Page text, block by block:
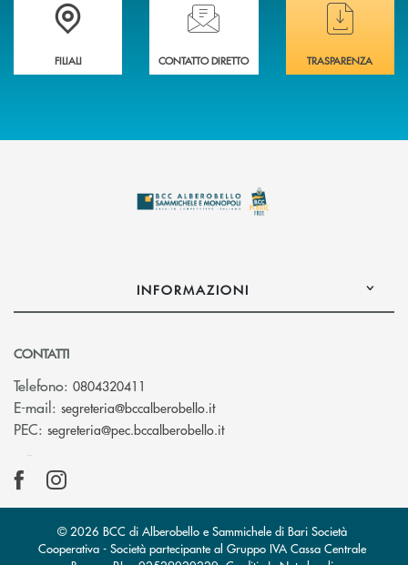
Trova la filiale più vicina a te
FILIALI
Hai bisogno di assistenza immediata ?
CONTATTO DIRETTO
Hai bisogno di
TRASPARENZA
INFORMAZIONI
CONTATTI
Telefono: 0804320411
E-mail: segreteria@bccalberobello.it(si apre l’app di posta
PEC: segreteria@pec.bccalberobello.it(si apre l’app di posta
© 2026 BCC di Alberobello e Sammichele di Bari Società
Cooperativa - Società partecipante al Gruppo IVA Cassa Centrale